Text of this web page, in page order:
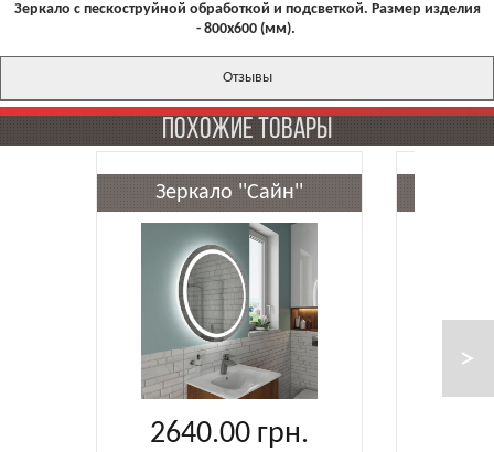
Зеркало с пескоструйной обработкой и подсветкой. Размер изделия
- 800х600 (мм).
Отзывы
ПОХОЖИЕ ТОВАРЫ
Зеркало ''Сайн''
2640.00 грн.